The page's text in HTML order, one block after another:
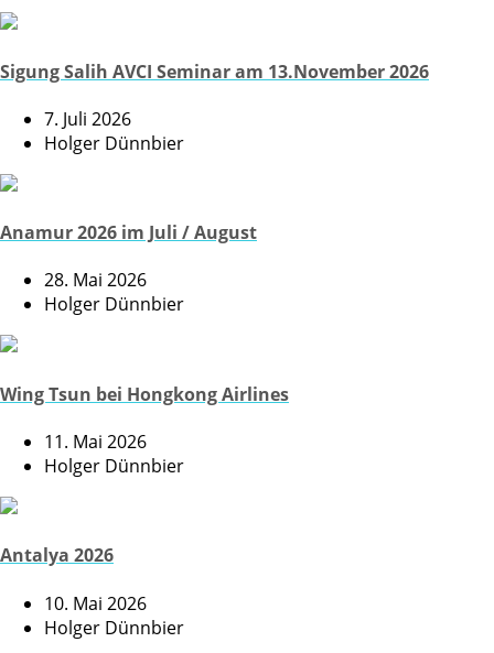
Sigung Salih AVCI Seminar am 13.November 2026
7. Juli 2026
Holger Dünnbier
Anamur 2026 im Juli / August
28. Mai 2026
Holger Dünnbier
Wing Tsun bei Hongkong Airlines
11. Mai 2026
Holger Dünnbier
Antalya 2026
10. Mai 2026
Holger Dünnbier